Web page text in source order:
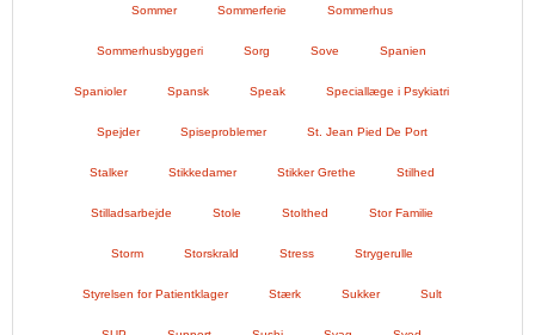
Sommer Sommerferie Sommerhus
Sommerhusbyggeri Sorg Sove Spanien
Spanioler Spansk Speak Speciallæge i Psykiatri
Spejder Spiseproblemer St. Jean Pied De Port
Stalker Stikkedamer Stikker Grethe Stilhed
Stilladsarbejde Stole Stolthed Stor Familie
Storm Storskrald Stress Strygerulle
Styrelsen for Patientklager Stærk Sukker Sult